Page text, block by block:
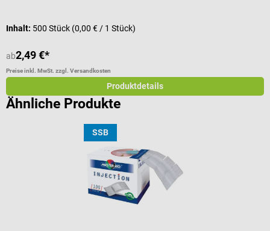
Inhalt: 500 Stück (0,00 € / 1 Stück)
ab2,49 €*
Preise inkl. MwSt. zzgl. Versandkosten
Produktdetails
Ähnliche Produkte
SSB